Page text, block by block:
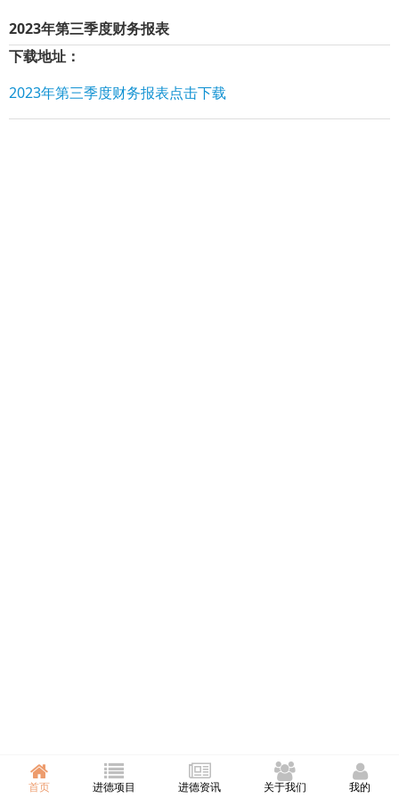
2023年第三季度财务报表
下载地址：
2023年第三季度财务报表点击下载
首页 进德项目 进德资讯 关于我们 我的